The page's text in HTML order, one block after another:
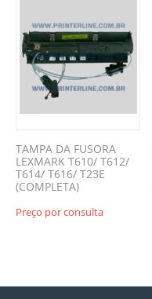
TAMPA DA FUSORA
LEXMARK T610/ T612/
T614/ T616/ T23E
(COMPLETA)
Preço por consulta